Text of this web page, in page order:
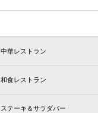
中華レストラン
和食レストラン
ステーキ＆サラダバー